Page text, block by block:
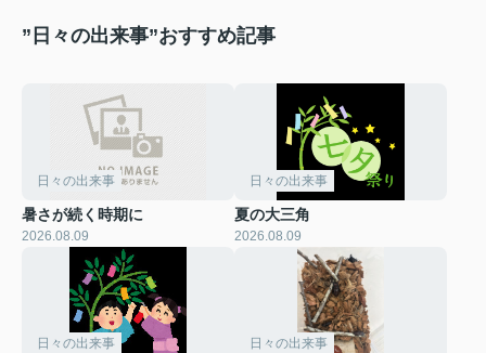
”日々の出来事”おすすめ記事
日々の出来事
暑さが続く時期に
2026.08.09
日々の出来事
夏の大三角
2026.08.09
日々の出来事 日々の出来事